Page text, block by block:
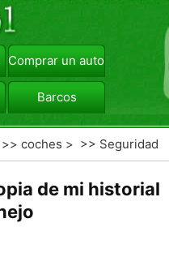
Comprar un automóvil
Barcos
>>coches > >> Seguridad
de mi historial